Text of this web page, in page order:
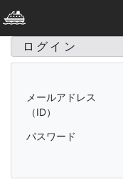
ログイン
メールアドレス
（ID）
パスワード